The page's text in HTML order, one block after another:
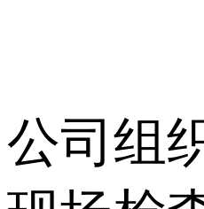
公司组